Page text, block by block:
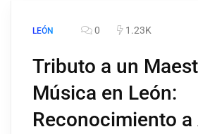
LEÓN 0 1.23K
Tributo a un
Música en León:
Reconocimiento